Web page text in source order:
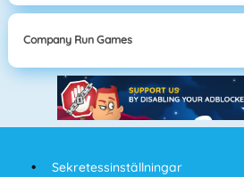
Company Run Games
Sekretessinställningar